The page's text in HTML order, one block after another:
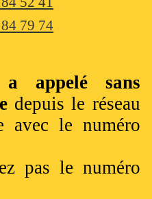
79 74
a appelé sans
depuis le réseau
avec le numéro
pas le numéro